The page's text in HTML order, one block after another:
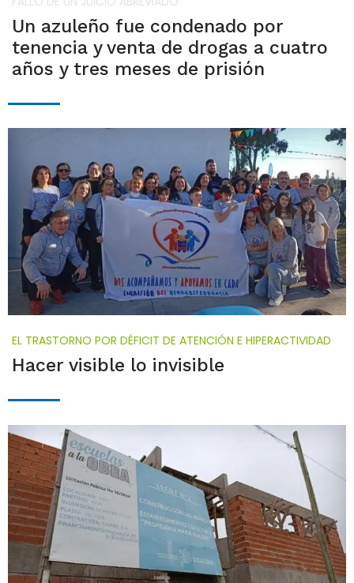
Un azuleño fue condenado por
tenencia y venta de drogas a cuatro
años y tres meses de prisión
EL TRASTORNO POR DÉFICIT DE ATENCIÓN E HIPERACTIVIDAD
Hacer visible lo invisible